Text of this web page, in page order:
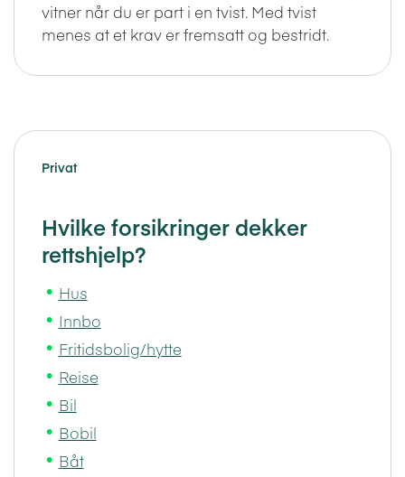
vitner når du er part i en tvist. Med tvist
menes at et krav er fremsatt og bestridt.
Privat
Hvilke forsikringer dekker
rettshjelp?
Hus
Innbo
Fritidsbolig/hytte
Reise
Bil
Bobil
Båt